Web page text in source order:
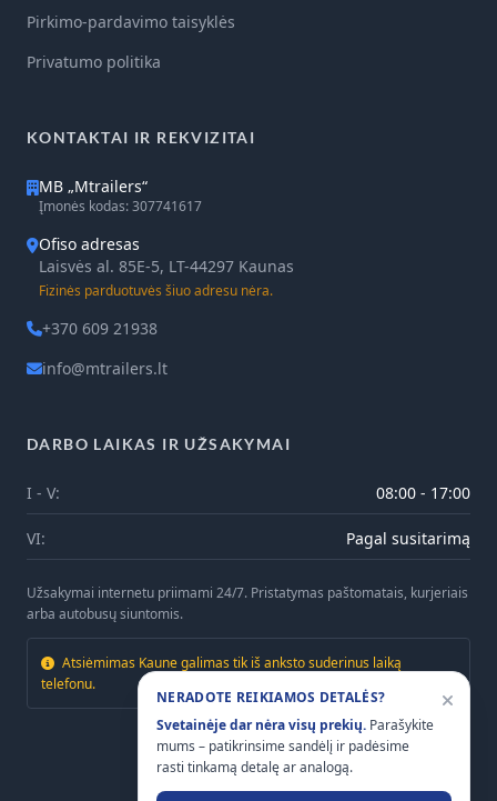
Pirkimo-pardavimo taisyklės
Privatumo politika
KONTAKTAI IR REKVIZITAI
MB „Mtrailers“
Įmonės kodas: 307741617
Ofiso adresas
Laisvės al. 85E-5, LT-44297 Kaunas
Fizinės parduotuvės šiuo adresu nėra.
+370 609 21938
info@mtrailers.lt
DARBO LAIKAS IR UŽSAKYMAI
I - V: 08:00 - 17:00
VI: Pagal susitarimą
Užsakymai internetu priimami 24/7. Pristatymas paštomatais, kurjeriais
arba autobusų siuntomis.
Atsiėmimas Kaune galimas tik iš anksto suderinus laiką
telefonu.
NERADOTE REIKIAMOS DETALĖS?
Svetainėje dar nėra visų prekių. Parašykite
mums – patikrinsime sandėlį ir padėsime
rasti tinkamą detalę ar analogą.